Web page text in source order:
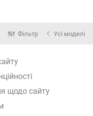
Фільтр Усі моделі
щодо сайту